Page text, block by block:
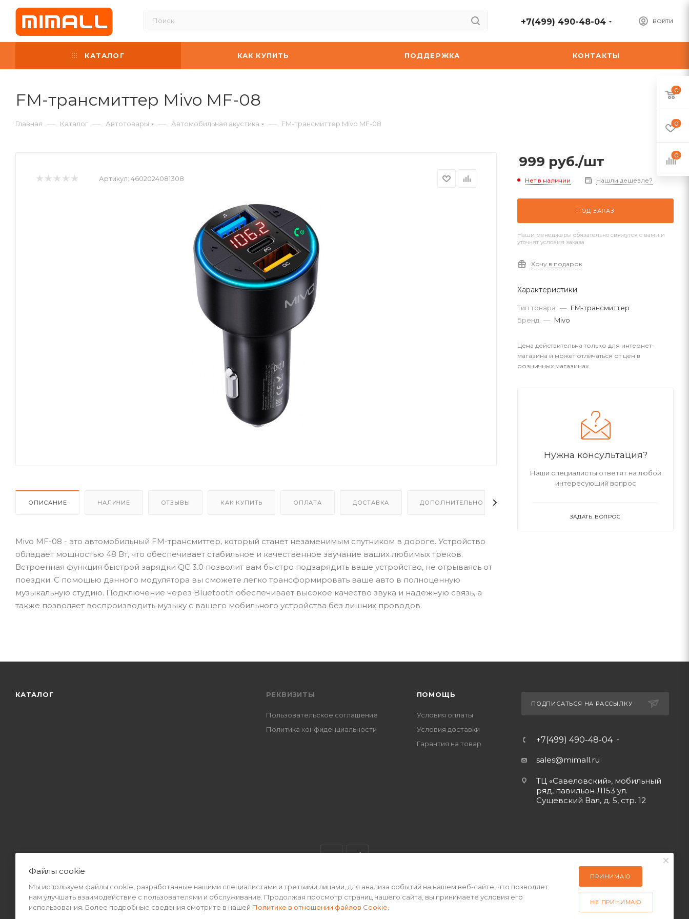
ВОЙТИ
+7(499) 490-48-04
КАТАЛОГ КАК КУПИТЬ ПОДДЕРЖКА КОНТАКТЫ
FM-трансмиттер Mivo MF-08
Главная — Каталог — Автотовары — Автомобильная акустика — FM-трансмиттер Mivo MF-08
Артикул: 4602024081308
ОПИСАНИЕ НАЛИЧИЕ ОТЗЫВЫ КАК КУПИТЬ ОПЛАТА ДОСТАВКА ДОПОЛНИТЕЛЬНО
Mivo MF-08 - это автомобильный FM-трансмиттер, который станет незаменимым спутником в дороге. Устройство
обладает мощностью 48 Вт, что обеспечивает стабильное и качественное звучание ваших любимых треков.
Встроенная функция быстрой зарядки QC 3.0 позволит вам быстро подзарядить ваше устройство, не отрываясь от
поездки. С помощью данного модулятора вы сможете легко трансформировать ваше авто в полноценную
музыкальную студию. Подключение через Bluetooth обеспечивает высокое качество звука и надежную связь, а
также позволяет воспроизводить музыку с вашего мобильного устройства без лишних проводов.
999 руб./шт
Нет в наличии Нашли дешевле?
ПОД ЗАКАЗ
Наши менеджеры обязательно свяжутся с вами и
уточнят условия заказа
Хочу в подарок
Характеристики
Тип товара — FM-трансмиттер
Бренд — Mivo
Цена действительна только для интернет-
магазина и может отличаться от цен в
розничных магазинах
Нужна консультация?
Наши специалисты ответят на любой
интересующий вопрос
ЗАДАТЬ ВОПРОС
КАТАЛОГ РЕКВИЗИТЫ
Пользовательское соглашение
Политика конфиденциальности
ПОМОЩЬ
Условия оплаты
Условия доставки
Гарантия на товар
ПОДПИСАТЬСЯ НА РАССЫЛКУ
+7(499) 490-48-04
sales@mimall.ru
ТЦ «Савеловский», мобильный
ряд, павильон Л153 ул.
Сущевский Вал, д. 5, стр. 12
2026 © Интернет-магазин MiMall® • Не является публичной офертой • 2026 г.
0
0
0
Файлы cookie
Мы используем файлы cookie, разработанные нашими специалистами и третьими лицами, для анализа событий на нашем веб-сайте, что позволяет
нам улучшать взаимодействие с пользователями и обслуживание. Продолжая просмотр страниц нашего сайта, вы принимаете условия его
использования. Более подробные сведения смотрите в нашей Политике в отношении файлов Cookie
ПРИНИМАЮ
НЕ ПРИНИМАЮ